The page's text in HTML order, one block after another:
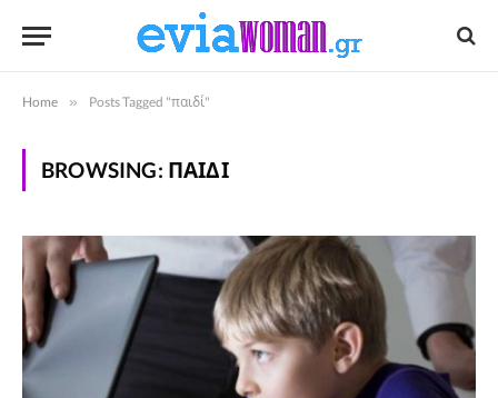
Home » Posts Tagged "παιδί"
BROWSING: ΠΑΙΔΊ